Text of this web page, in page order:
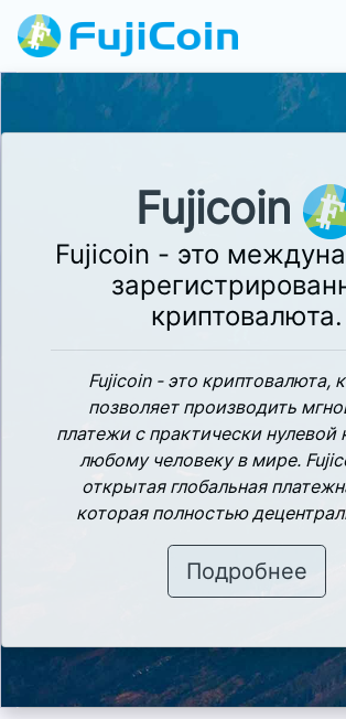
Fujicoin
Fujicoin - это
криптовалюта.
Fujicoin - это криптовалюта,
позволяет производить
платежи с практически нулевой
любому человеку в мире.
открытая глобальная
которая полностью
Подробнее